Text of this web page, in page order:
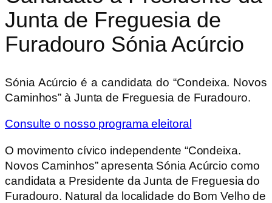
Junta de Freguesia de
Furadouro Sónia Acúrcio
Sónia Acúrcio é a candidata do “Condeixa. Novos
Caminhos” à Junta de Freguesia de Furadouro.
Consulte o nosso programa eleitoral
O movimento cívico independente “Condeixa.
Novos Caminhos” apresenta Sónia Acúrcio como
candidata a Presidente da Junta de Freguesia do
Furadouro. Natural da localidade do Bom Velho de